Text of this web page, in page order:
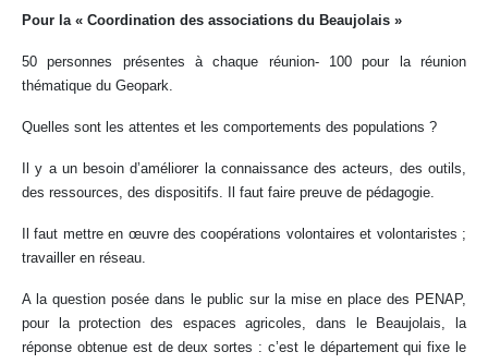
Pour la « Coordination des associations du Beaujolais »
50 personnes présentes à chaque réunion- 100 pour la réunion
thématique du Geopark.
Quelles sont les attentes et les comportements des populations ?
Il y a un besoin d’améliorer la connaissance des acteurs, des outils,
des ressources, des dispositifs. Il faut faire preuve de pédagogie.
Il faut mettre en œuvre des coopérations volontaires et volontaristes ;
travailler en réseau.
A la question posée dans le public sur la mise en place des PENAP,
pour la protection des espaces agricoles, dans le Beaujolais, la
réponse obtenue est de deux sortes : c’est le département qui fixe le